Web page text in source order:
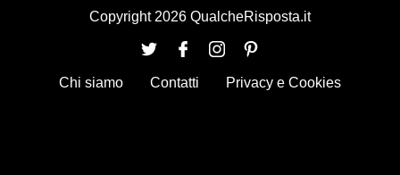
Copyright 2026 QualcheRisposta.it
Chi siamo Contatti Privacy e Cookies